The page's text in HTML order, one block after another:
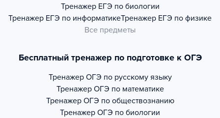
Тренажер ЕГЭ по биологии
Тренажер ЕГЭ по информатикеТренажер ЕГЭ по физике
Все предметы
Бесплатный тренажер по подготовке к ОГЭ
Тренажер ОГЭ по русскому языку
Тренажер ОГЭ по математике
Тренажер ОГЭ по обществознанию
Тренажер ОГЭ по биологии